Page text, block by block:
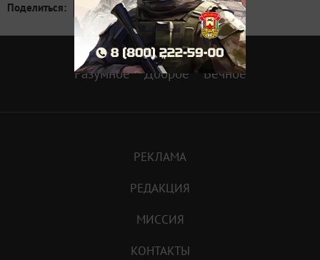
Поделиться:
Разумное Доброе Вечное
РЕКЛАМА
РЕДАКЦИЯ
МИССИЯ
КОНТАКТЫ